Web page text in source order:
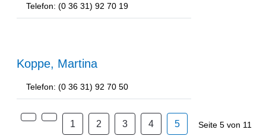
Telefon: (0 36 31) 92 70 19
Koppe, Martina
Telefon: (0 36 31) 92 70 50
Seite 5 von 11
1 2 3 4 5